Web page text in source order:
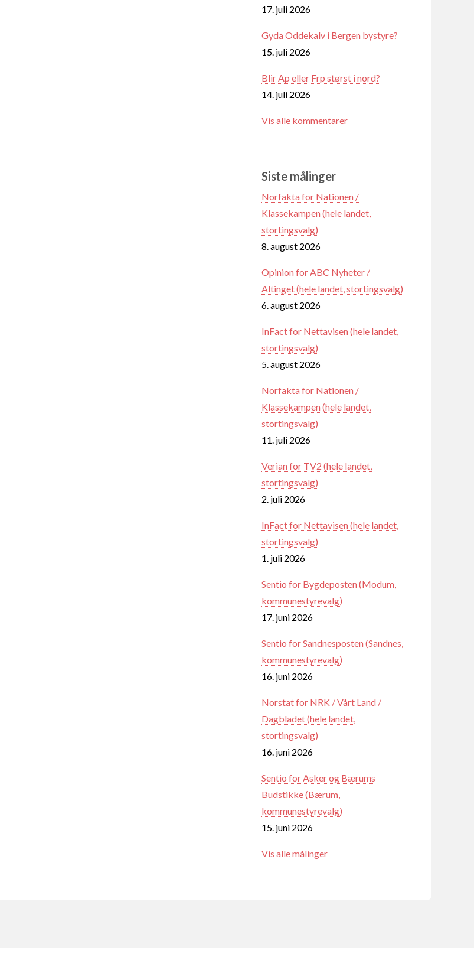
17. juli 2026
Gyda Oddekalv i Bergen bystyre?
15. juli 2026
Blir Ap eller Frp størst i nord?
14. juli 2026
Vis alle kommentarer
Siste målinger
Norfakta for Nationen /
Klassekampen (hele landet,
stortingsvalg)
8. august 2026
Opinion for ABC Nyheter /
Altinget (hele landet, stortingsvalg)
6. august 2026
InFact for Nettavisen (hele landet,
stortingsvalg)
5. august 2026
Norfakta for Nationen /
Klassekampen (hele landet,
stortingsvalg)
11. juli 2026
Verian for TV2 (hele landet,
stortingsvalg)
2. juli 2026
InFact for Nettavisen (hele landet,
stortingsvalg)
1. juli 2026
Sentio for Bygdeposten (Modum,
kommunestyrevalg)
17. juni 2026
Sentio for Sandnesposten (Sandnes,
kommunestyrevalg)
16. juni 2026
Norstat for NRK / Vårt Land /
Dagbladet (hele landet,
stortingsvalg)
16. juni 2026
Sentio for Asker og Bærums
Budstikke (Bærum,
kommunestyrevalg)
15. juni 2026
Vis alle målinger